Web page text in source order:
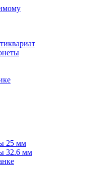
25 мм
32.6 мм